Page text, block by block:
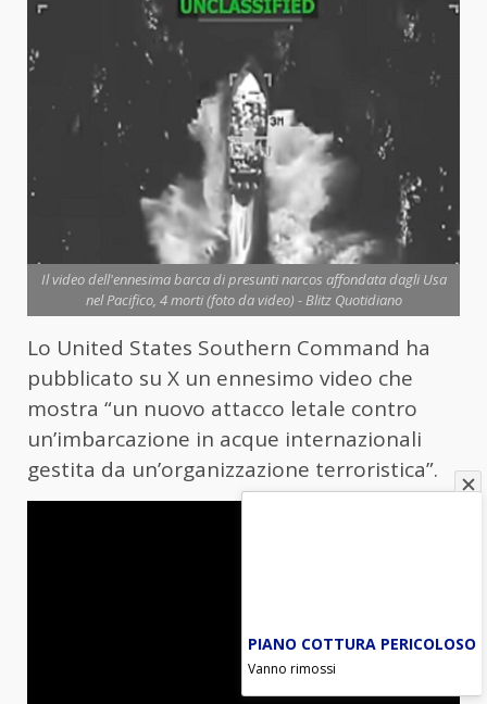
Il video dell'ennesima barca di presunti narcos affondata dagli Usa
nel Pacifico, 4 morti (foto da video) - Blitz Quotidiano
Lo United States Southern Command ha
pubblicato su X un ennesimo video che
mostra “un nuovo attacco letale contro
un’imbarcazione in acque internazionali
gestita da un’organizzazione terroristica”.
PIANO COTTURA PERICOLOSO
Vanno rimossi